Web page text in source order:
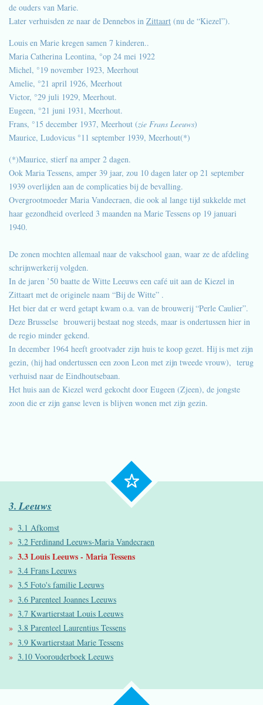
de ouders van Marie.
Later verhuisden ze naar de Dennebos in Zittaart (nu de “Kiezel”).
Louis en Marie kregen samen 7 kinderen..
Maria Catherina Leontina, °op 24 mei 1922
Michel, °19 november 1923, Meerhout
Amelie, °21 april 1926, Meerhout
Victor, °29 juli 1929, Meerhout.
Eugeen, °21 juni 1931, Meerhout.
Frans, °15 december 1937, Meerhout (zie Frans Leeuws)
Maurice, Ludovicus °11 september 1939, Meerhout(*)
(*)Maurice, stierf na amper 2 dagen.
Ook Maria Tessens, amper 39 jaar, zou 10 dagen later op 21 september
1939 overlijden aan de complicaties bij de bevalling.
Overgrootmoeder Maria Vandecraen, die ook al lange tijd sukkelde met
haar gezondheid overleed 3 maanden na Marie Tessens op 19 januari
1940.
De zonen mochten allemaal naar de vakschool gaan, waar ze de afdeling
schrijnwerkerij volgden.
In de jaren ’50 baatte de Witte Leeuws een café uit aan de Kiezel in
Zittaart met de originele naam “Bij de Witte” .
Het bier dat er werd getapt kwam o.a. van de brouwerij “Perle Caulier”.
Deze Brusselse brouwerij bestaat nog steeds, maar is ondertussen hier in
de regio minder gekend.
In december 1964 heeft grootvader zijn huis te koop gezet. Hij is met zijn
gezin, (hij had ondertussen een zoon Leon met zijn tweede vrouw), terug
verhuisd naar de Eindhoutsebaan.
Het huis aan de Kiezel werd gekocht door Eugeen (Zjeen), de jongste
zoon die er zijn ganse leven is blijven wonen met zijn gezin.
3. Leeuws
3.1 Afkomst
3.2 Ferdinand Leeuws-Maria Vandecraen
3.3 Louis Leeuws - Maria Tessens
3.4 Frans Leeuws
3.5 Foto's familie Leeuws
3.6 Parenteel Joannes Leeuws
3.7 Kwartierstaat Louis Leeuws
3.8 Parenteel Laurentius Tessens
3.9 Kwartierstaat Marie Tessens
3.10 Voorouderboek Leeuws